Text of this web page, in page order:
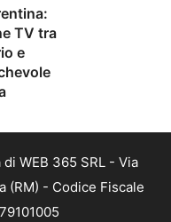
TV tra
e
WEB 365 SRL - Via
(RM) - Codice Fiscale